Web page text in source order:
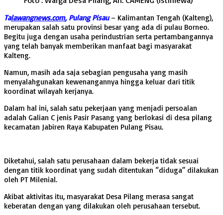
Talawangnews.com, Pulang Pisau– Kalimantan Tengah (Kalteng),
merupakan salah satu provinsi besar yang ada di pulau Borneo.
Begitu juga dengan usaha perindustrian serta pertambangannya
yang telah banyak memberikan manfaat bagi masyarakat
Kalteng.
Namun, masih ada saja sebagian pengusaha yang masih
menyalahgunakan kewenangannya hingga keluar dari titik
koordinat wilayah kerjanya.
Dalam hal ini, salah satu pekerjaan yang menjadi persoalan
adalah Galian C jenis Pasir Pasang yang berlokasi di desa pilang
kecamatan Jabiren Raya Kabupaten Pulang Pisau.
Diketahui, salah satu perusahaan dalam bekerja tidak sesuai
dengan titik koordinat yang sudah ditentukan “diduga” dilakukan
oleh PT Milenial.
Akibat aktivitas itu, masyarakat Desa Pilang merasa sangat
keberatan dengan yang dilakukan oleh perusahaan tersebut.